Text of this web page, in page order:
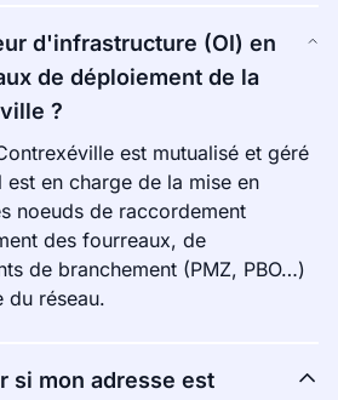
d'infrastructure (OI) en
de déploiement de la
?
est mutualisé et géré
est en charge de la mise en
noeuds de raccordement
des fourreaux, de
de branchement (PMZ, PBO…)
du réseau.
si mon adresse est